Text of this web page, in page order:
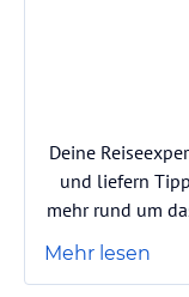
Deine
und liefern
mehr rund um
Mehr lesen